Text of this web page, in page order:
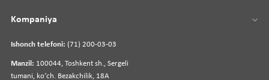
Ishonch telefoni: (71) 200-03-03
Manzil: 100044, Toshkent sh., Sergeli
tumani, koʻch. Bezakchilik, 18A
Kompaniya